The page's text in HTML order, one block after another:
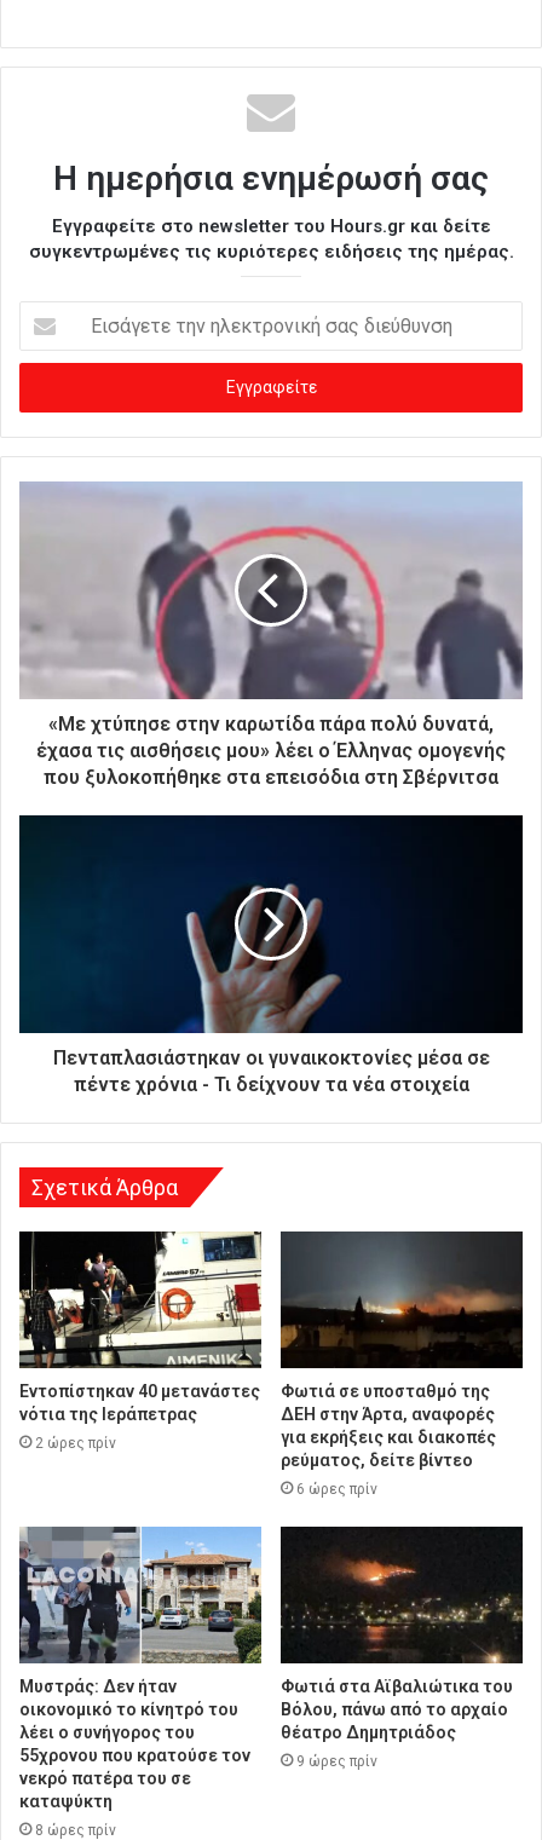
Η ημερήσια ενημέρωσή σας
Εγγραφείτε στο newsletter του Hours.gr και δείτε
συγκεντρωμένες τις κυριότερες ειδήσεις της ημέρας.
σ
γ
ε
κ
τ
σ
«Με χτύπησε στην καρωτίδα πάρα πολύ δυνατά,
έχασα τις αισθήσεις μου» λέει ο Έλληνας ομογενής
που ξυλοκοπήθηκε στα επεισόδια στη Σβέρνιτσα
Πενταπλασιάστηκαν οι γυναικοκτονίες μέσα σε
πέντε χρόνια - Τι δείχνουν τα νέα στοιχεία
Σχετικά Άρθρα
Εντοπίστηκαν 40 μετανάστες
νότια της Ιεράπετρας
2 ώρες πρίν
Φωτιά σε υποσταθμό της
ΔΕΗ στην Άρτα, αναφορές
για εκρήξεις και διακοπές
ρεύματος, δείτε βίντεο
6 ώρες πρίν
Μυστράς: Δεν ήταν
οικονομικό το κίνητρό του
λέει ο συνήγορος του
55χρονου που κρατούσε τον
νεκρό πατέρα του σε
καταψύκτη
8 ώρες πρίν
Φωτιά στα Αϊβαλιώτικα του
Βόλου, πάνω από το αρχαίο
θέατρο Δημητριάδος
9 ώρες πρίν